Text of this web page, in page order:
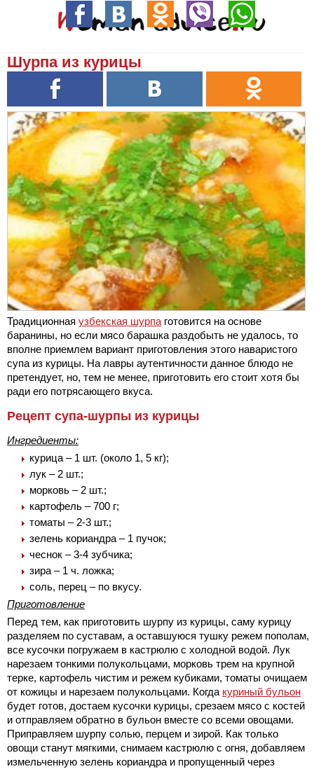
Шурпа из курицы
Традиционная узбекская шурпаготовится на основе
баранины, но если мясо барашка раздобыть не удалось, то
вполне приемлем вариант приготовления этого наваристого
супа из курицы. На лавры аутентичности данное блюдо не
претендует, но, тем не менее, приготовить его стоит хотя бы
ради его потрясающего вкуса.
Рецепт супа-шурпы из курицы
Ингредиенты:
курица – 1 шт. (около 1, 5 кг);
лук – 2 шт.;
морковь – 2 шт.;
картофель – 700 г;
томаты – 2-3 шт.;
зелень кориандра – 1 пучок;
чеснок – 3-4 зубчика;
зира – 1 ч. ложка;
соль, перец – по вкусу.
Приготовление
Перед тем, как приготовить шурпу из курицы, саму курицу
разделяем по суставам, а оставшуюся тушку режем пополам,
все кусочки погружаем в кастрюлю с холодной водой. Лук
нарезаем тонкими полукольцами, морковь трем на крупной
терке, картофель чистим и режем кубиками, томаты очищаем
от кожицы и нарезаем полукольцами. Когда куриный бульон
будет готов, достаем кусочки курицы, срезаем мясо с костей
и отправляем обратно в бульон вместе со всеми овощами.
Приправляем шурпу солью, перцем и зирой. Как только
овощи станут мягкими, снимаем кастрюлю с огня, добавляем
измельченную зелень кориандра и пропущенный через